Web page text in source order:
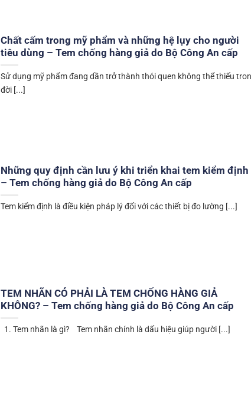
Chất cấm trong mỹ phẩm và những hệ lụy cho người
tiêu dùng – Tem chống hàng giả do Bộ Công An cấp
Sử dụng mỹ phẩm đang dần trở thành thói quen không thể thiếu
đời [...]
Những quy định cần lưu ý khi triển khai tem kiểm định
– Tem chống hàng giả do Bộ Công An cấp
Tem kiểm định là điều kiện pháp lý đối với các thiết bị đo lường [...]
TEM NHÃN CÓ PHẢI LÀ TEM CHỐNG HÀNG GIẢ
KHÔNG? – Tem chống hàng giả do Bộ Công An cấp
1. Tem nhãn là gì? Tem nhãn chính là dấu hiệu giúp người [...]